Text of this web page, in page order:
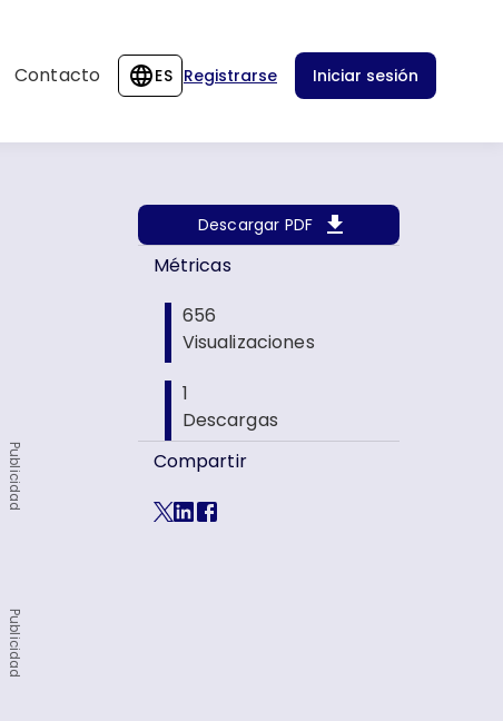
Contacto ES Registrarse Iniciar sesión
Publicidad
Publicidad
Descargar PDF
Métricas
656
Visualizaciones
1
Descargas
Compartir